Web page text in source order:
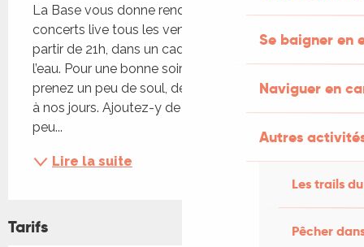
Se baigner en
Naviguer en
Autres
Les trails
Pêcher
La Base vous donne rendez-vous tout l'été ! Des
concerts live tous les vendredis en juillet et août à
partir de 21h, dans un cadre unique au bord de
l’eau. Pour une bonne soirée avec Tell Mama,
prenez un peu de soul, de funk et de rock des 70's
à nos jours. Ajoutez-y de l'énergie, du groove, un
peu...
Lire la suite
Tarifs